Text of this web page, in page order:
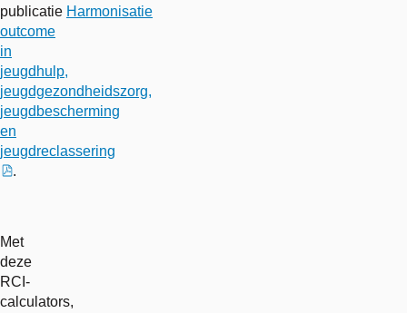
publicatie Harmonisatie
outcome
in
jeugdhulp,
jeugdgezondheidszorg,
jeugdbescherming
en
jeugdreclassering
.
Met
deze
RCI-
calculators,